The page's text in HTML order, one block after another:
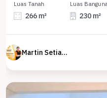
Luas Tanah
266 m²
Luas
230 m²
Martin Setiawan Tjandra